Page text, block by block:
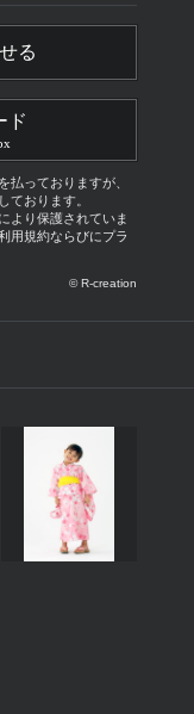
る
ド
っておりますが、
ております。
より保護されていま
用規約ならびにプラ
© R-creation